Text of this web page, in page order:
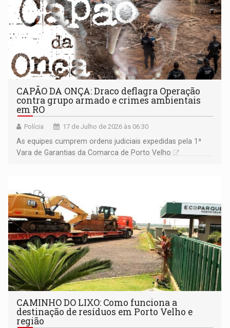
CAPÃO DA ONÇA: Draco deflagra Operação
contra grupo armado e crimes ambientais
em RO
Polícia 17 de Julho de 2026 às 06:30
As equipes cumprem ordens judiciais expedidas pela 1ª
Vara de Garantias da Comarca de Porto Velho
CAMINHO DO LIXO: Como funciona a
destinação de resíduos em Porto Velho e
região